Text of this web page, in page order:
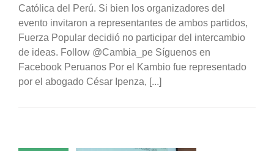
Católica del Perú. Si bien los organizadores del
evento invitaron a representantes de ambos partidos,
Fuerza Popular decidió no participar del intercambio
de ideas. Follow @Cambia_pe Síguenos en
Facebook Peruanos Por el Kambio fue representado
por el abogado César Ipenza, [...]